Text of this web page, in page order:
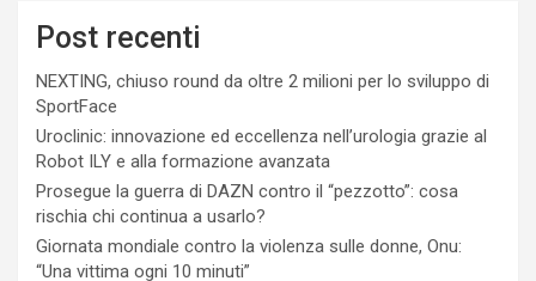
Post recenti
NEXTING, chiuso round da oltre 2 milioni per lo sviluppo di
SportFace
Uroclinic: innovazione ed eccellenza nell’urologia grazie al
Robot ILY e alla formazione avanzata
Prosegue la guerra di DAZN contro il “pezzotto”: cosa
rischia chi continua a usarlo?
Giornata mondiale contro la violenza sulle donne, Onu:
“Una vittima ogni 10 minuti”